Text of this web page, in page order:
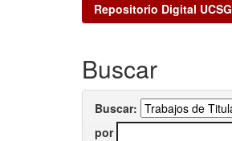
Repositorio Digital UCSG
Buscar
Buscar:
por